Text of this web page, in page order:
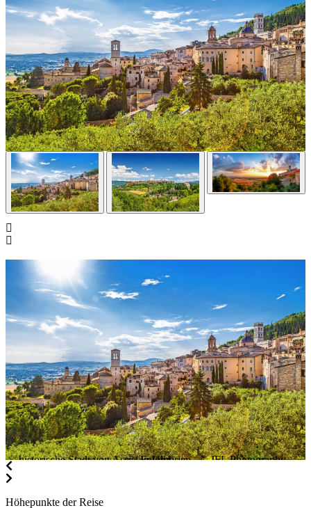
historische Stadt von Assisi in Umbrien , © JFL Photography - Fotolia
Höhepunkte der Reise